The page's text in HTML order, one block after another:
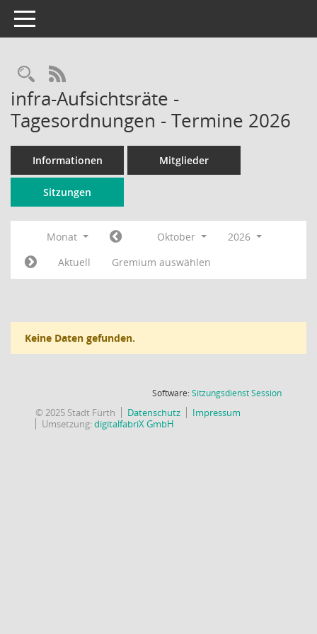
Toggle navigation
Rechercheauswahl
RSS-Feed
infra-Aufsichtsräte -
Tagesordnungen - Termine 2026
Informationen Mitglieder
Sitzungen
Monat Oktober
2026
Aktuell
Gremium auswählen
Keine Daten gefunden.
Software:SitzungsdienstSession(Wird in
© 2025 Stadt Fürth Datenschutz
Impressum
Umsetzung:digitalfabriX GmbH